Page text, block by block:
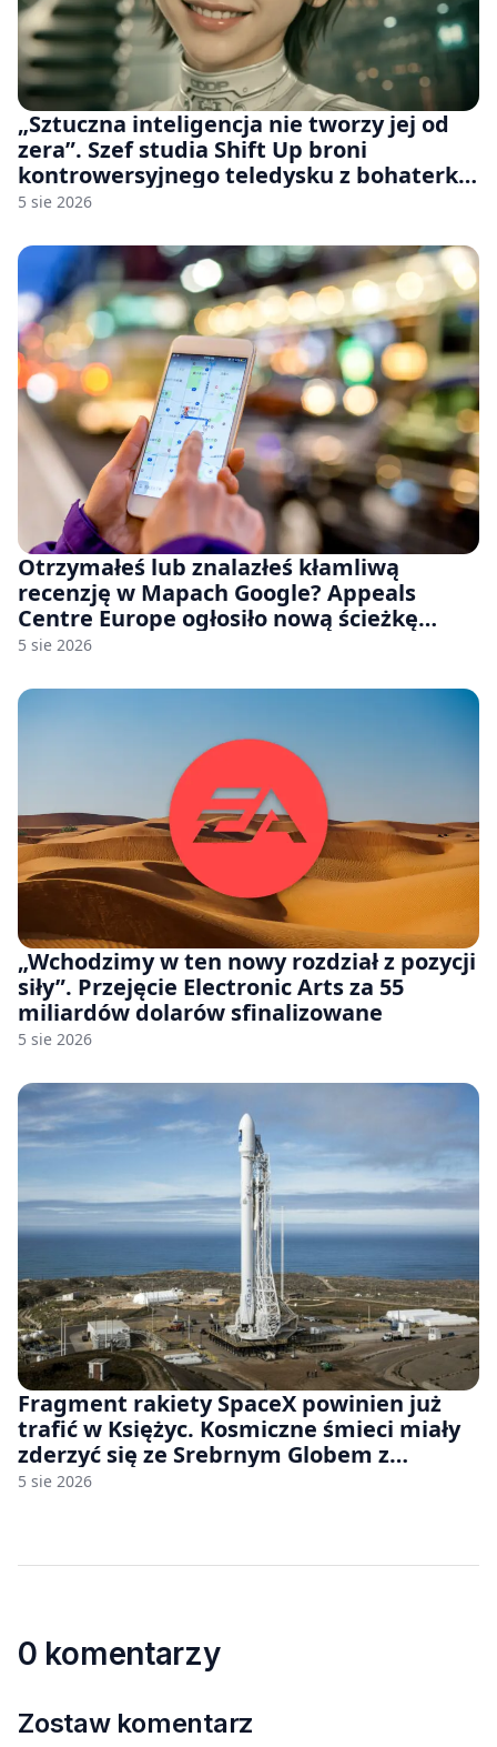
„Sztuczna inteligencja nie tworzy jej od
zera”. Szef studia Shift Up broni
kontrowersyjnego teledysku z bohaterką
Stellar Blade: Blood Rain
5 sie 2026
Otrzymałeś lub znalazłeś kłamliwą
recenzję w Mapach Google? Appeals
Centre Europe ogłosiło nową ścieżkę
odwoławczą dla firm i konsumentów
5 sie 2026
„Wchodzimy w ten nowy rozdział z pozycji
siły”. Przejęcie Electronic Arts za 55
miliardów dolarów sfinalizowane
5 sie 2026
Fragment rakiety SpaceX powinien już
trafić w Księżyc. Kosmiczne śmieci miały
zderzyć się ze Srebrnym Globem z
prędkością 8690 km/h
5 sie 2026
0 komentarzy
Zostaw komentarz